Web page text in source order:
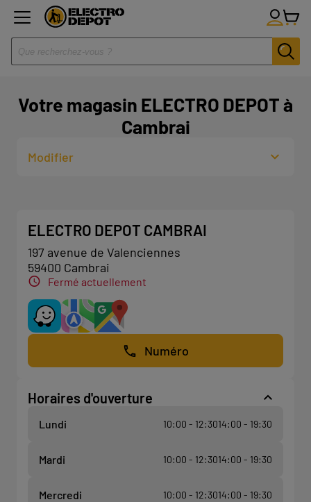
Votre magasin ELECTRO DEPOT à
Cambrai
Modifier
ELECTRO DEPOT CAMBRAI
197 avenue de Valenciennes
59400 Cambrai
Fermé actuellement
Numéro
Horaires d'ouverture
Lundi 10:00 - 12:3014:00 - 19:30
Mardi 10:00 - 12:3014:00 - 19:30
Mercredi 10:00 - 12:3014:00 - 19:30